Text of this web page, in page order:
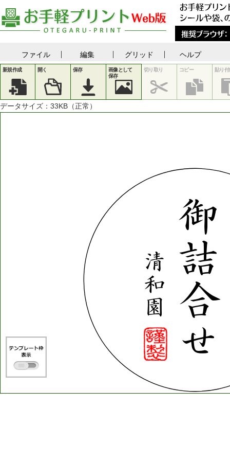
ファイル 編集 グリッド ヘルプ
新規作成 開く 保存
画像として
保存
切り取り コピー 貼り付
データサイズ： 33KB（正常）
御
詰
合
せ
清
和
園